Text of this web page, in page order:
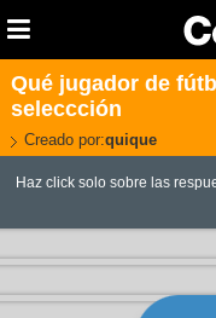
Qué jugador de
seleccción
Creado por:quique
Haz click solo sobre las